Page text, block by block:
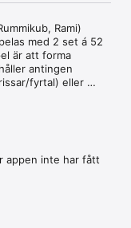
Rami)
med 2 set á 52
är att forma
antingen
fyrtal) eller
appen inte har fått